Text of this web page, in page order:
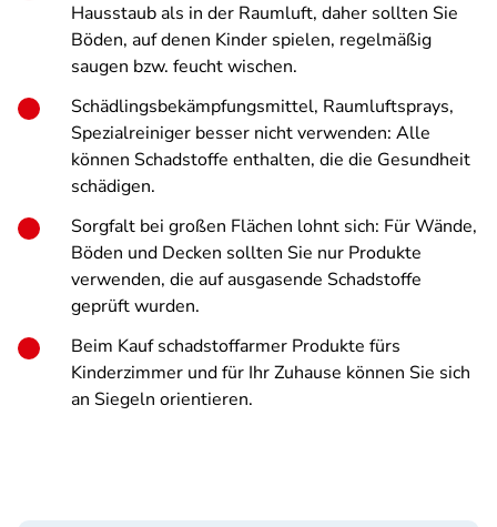
Hausstaub als in der Raumluft, daher sollten Sie
Böden, auf denen Kinder spielen, regelmäßig
saugen bzw. feucht wischen.
Schädlingsbekämpfungsmittel, Raumluftsprays,
Spezialreiniger besser nicht verwenden: Alle
können Schadstoffe enthalten, die die Gesundheit
schädigen.
Sorgfalt bei großen Flächen lohnt sich: Für Wände,
Böden und Decken sollten Sie nur Produkte
verwenden, die auf ausgasende Schadstoffe
geprüft wurden.
Beim Kauf schadstoffarmer Produkte fürs
Kinderzimmer und für Ihr Zuhause können Sie sich
an Siegeln orientieren.